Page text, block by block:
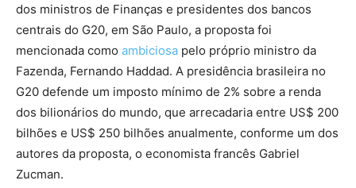
dos ministros de Finanças e presidentes dos bancos
centrais do G20, em São Paulo, a proposta foi
mencionada como ambiciosa pelo próprio ministro da
Fazenda, Fernando Haddad. A presidência brasileira no
G20 defende um imposto mínimo de 2% sobre a renda
dos bilionários do mundo, que arrecadaria entre US$ 200
bilhões e US$ 250 bilhões anualmente, conforme um dos
autores da proposta, o economista francês Gabriel
Zucman.